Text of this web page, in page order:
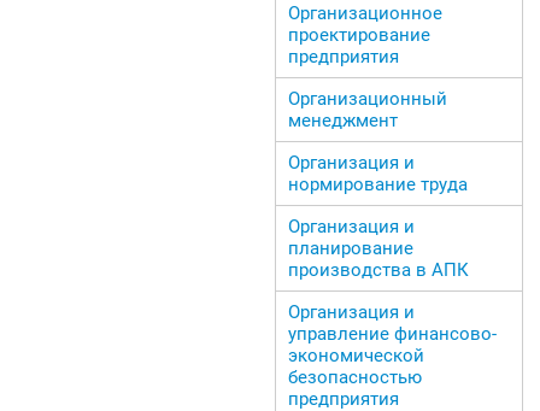
Организационное
проектирование
предприятия
Организационный
менеджмент
Организация и
нормирование труда
Организация и
планирование
производства в АПК
Организация и
управление финансово-
экономической
безопасностью
предприятия